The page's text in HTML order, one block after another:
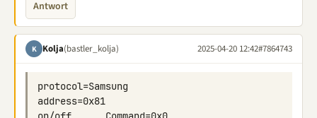
Antwort
K Kolja(bastler_kolja) 2025-04-20 12:42#7864743